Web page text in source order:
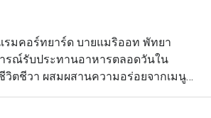
รมคอร์ทยาร์ด บายแมริออท พัทยา
รณ์รับประทานอาหารตลอดวันใน
วิตชีวา ผสมผสานความอร่อยจากเมนู
ชาติในสไตล์ร่วมสมัยอย่างลงตัว
สัมผัสความสนุกจากครัวเปิด ที่เชฟมือ